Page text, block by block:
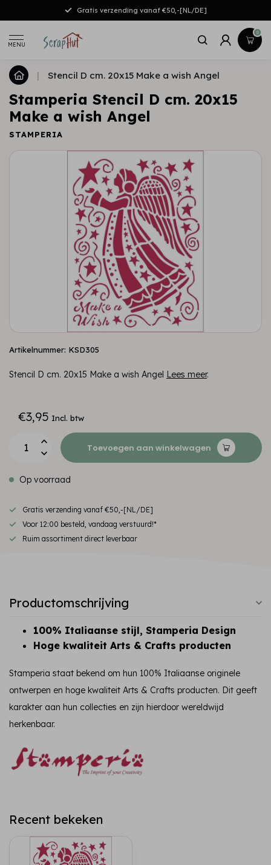
Gratis verzending vanaf €50,-[NL/DE]
MENU
0
| Stencil D cm. 20x15 Make a wish Angel
Stamperia Stencil D cm. 20x15
Make a wish Angel
STAMPERIA
Artikelnummer: KSD305
Stencil D cm. 20x15 Make a wish Angel Lees meer.
€3,95 Incl. btw
Toevoegen aan winkelwagen
Op voorraad
Gratis verzending vanaf €50,-[NL/DE]
Voor 12:00 besteld, vandaag verstuurd!*
Ruim assortiment direct leverbaar
Productomschrijving
100% Italiaanse stijl, Stamperia Design
Hoge kwaliteit Arts & Crafts producten
Stamperia staat bekend om hun 100% Italiaanse originele
ontwerpen en hoge kwaliteit Arts & Crafts producten. Dit geeft
karakter aan hun collecties en zijn hierdoor wereldwijd
herkenbaar.
Recent bekeken